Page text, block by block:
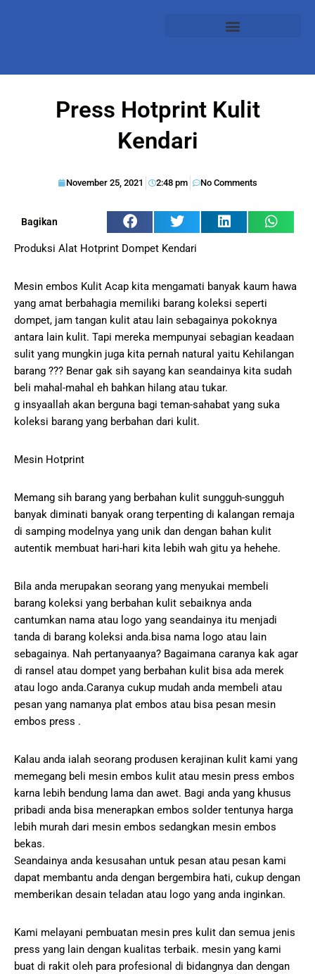
Press Hotprint Kulit
Kendari
November 25, 2021 2:48 pm No Comments
Bagikan
Produksi Alat Hotprint Dompet Kendari
Mesin embos Kulit Acap kita mengamati banyak kaum hawa
yang amat berbahagia memiliki barang koleksi seperti
dompet, jam tangan kulit atau lain sebagainya pokoknya
antara lain kulit. Tapi mereka mempunyai sebagian keadaan
sulit yang mungkin juga kita pernah natural yaitu Kehilangan
barang ??? Benar gak sih sayang kan seandainya kita sudah
beli mahal-mahal eh bahkan hilang atau tukar.
g insyaallah akan berguna bagi teman-sahabat yang suka
koleksi barang yang berbahan dari kulit.
Mesin Hotprint
Memang sih barang yang berbahan kulit sungguh-sungguh
banyak diminati banyak orang terpenting di kalangan remaja
di samping modelnya yang unik dan dengan bahan kulit
autentik membuat hari-hari kita lebih wah gitu ya hehehe.
Bila anda merupakan seorang yang menyukai membeli
barang koleksi yang berbahan kulit sebaiknya anda
cantumkan nama atau logo yang seandainya itu menjadi
tanda di barang koleksi anda.bisa nama logo atau lain
sebagainya. Nah pertanyaanya? Bagaimana caranya kak agar
di ransel atau dompet yang berbahan kulit bisa ada merek
atau logo anda.Caranya cukup mudah anda membeli atau
pesan yang namanya plat embos atau bisa pesan mesin
embos press .
Kalau anda ialah seorang produsen kerajinan kulit kami yang
memegang beli mesin embos kulit atau mesin press embos
karna lebih bendung lama dan awet. Bagi anda yang khusus
pribadi anda bisa menerapkan embos solder tentunya harga
lebih murah dari mesin embos sedangkan mesin embos
bekas.
Seandainya anda kesusahan untuk pesan atau pesan kami
dapat membantu anda dengan bergembira hati, cukup dengan
memberikan desain teladan atau logo yang anda inginkan.
Kami melayani pembuatan mesin pres kulit dan semua jenis
press yang lain dengan kualitas terbaik. mesin yang kami
buat di rakit oleh para profesional di bidangnya dan dengan